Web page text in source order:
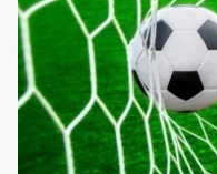
ფორმულა
რიონი